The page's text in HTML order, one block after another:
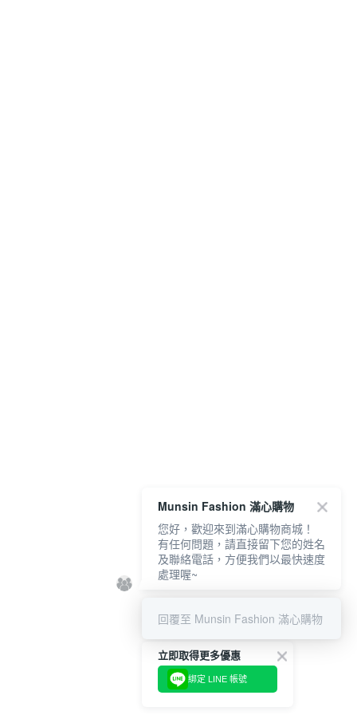
立即取得更多優惠
綁定 LINE 帳號
Munsin Fashion 滿心購物
您好，歡迎來到滿心購物商城！
有任何問題，請直接留下您的姓名
及聯絡電話，方便我們以最快速度
處理喔~
回覆至 Munsin Fashion 滿心購物